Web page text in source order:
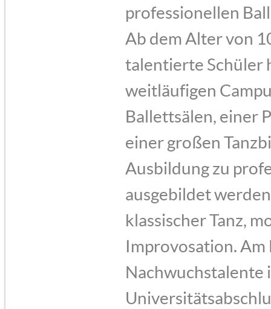
professionellen
Ab dem Alter von
talentierte Schüler
weitläufigen
Ballettsälen, einer
einer großen
Ausbildung zu
ausgebildet
klassischer Tanz,
Improvosation. Am
Nachwuchstalente